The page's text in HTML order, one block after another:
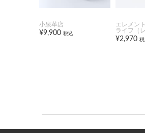
小泉革店
¥9,900 税込
エレメン
ライフ（
¥2,970 税